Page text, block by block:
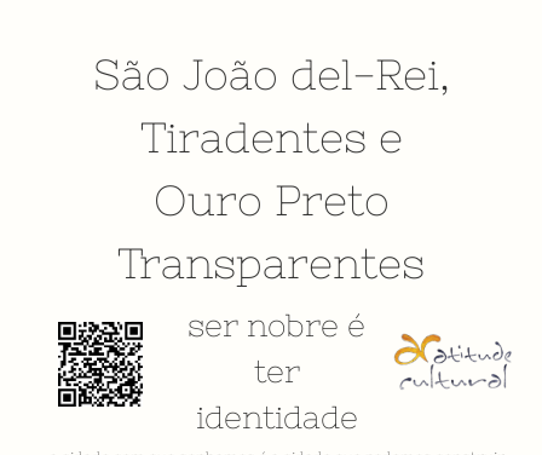
São João del-Rei,
Tiradentes e
Ouro Preto
Transparentes
ser nobre é
ter
identidade